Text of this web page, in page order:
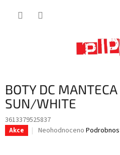
BOTY DC
SUN/WHITE
3613379525837
Akce
Průměrné
Neohodnoceno